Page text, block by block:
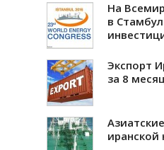
На
в
Экспорт
за 8
иранской